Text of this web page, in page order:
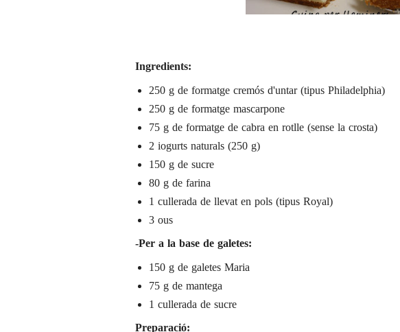
Ingredients:
250 g de formatge cremós d'untar (tipus Philadelphia)
250 g de formatge mascarpone
75 g de formatge de cabra en rotlle (sense la crosta)
2 iogurts naturals (250 g)
150 g de sucre
80 g de farina
1 cullerada de llevat en pols (tipus Royal)
3 ous
-Per a la base de galetes:
150 g de galetes Maria
75 g de mantega
1 cullerada de sucre
Preparació: